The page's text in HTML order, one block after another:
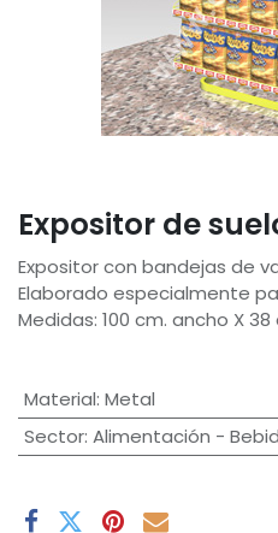
Expositor de
Expositor con bandejas de
Elaborado especialmente
Medidas: 100 cm. ancho X
Material: Metal
Sector: Alimentación -